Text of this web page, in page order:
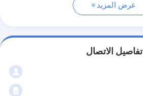
عرض المزيد
تفاصيل الاتصال